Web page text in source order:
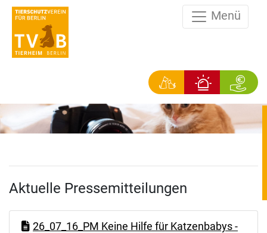
Menü
Aktuelle Pressemitteilungen
26_07_16_PM Keine Hilfe für Katzenbabys -